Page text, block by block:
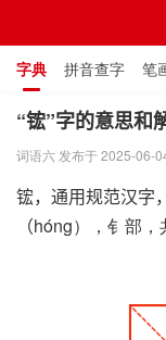
字典 拼音查字 笔
通用规范汉字表 叠
“𬭎”字的意思和
词语六 发布于 2025-06-
𬭎，通用规范汉字
（hóng），钅部